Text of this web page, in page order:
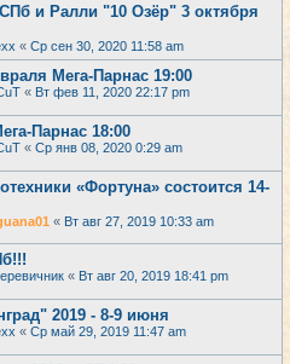
и Ралли "10 Озёр" 3 октября
« Ср сен 30, 2020 11:58 am
Мега-Парнас 19:00
« Вт фев 11, 2020 22:17 pm
Парнас 18:00
« Ср янв 08, 2020 0:29 am
«Фортуна» состоится 14-
« Вт авг 27, 2019 10:33 am
« Вт авг 20, 2019 18:41 pm
2019 - 8-9 июня
« Ср май 29, 2019 11:47 am